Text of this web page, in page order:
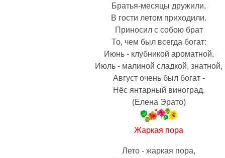
Братья-месяцы дружили,
В гости летом приходили.
Приносил с собою брат
То, чем был всегда богат:
Июнь - клубникой ароматной,
Июль - малиной сладкой, знатной,
Август очень был богат -
Нёс янтарный виноград.
(Елена Эрато)
Жаркая пора
Лето - жаркая пора,